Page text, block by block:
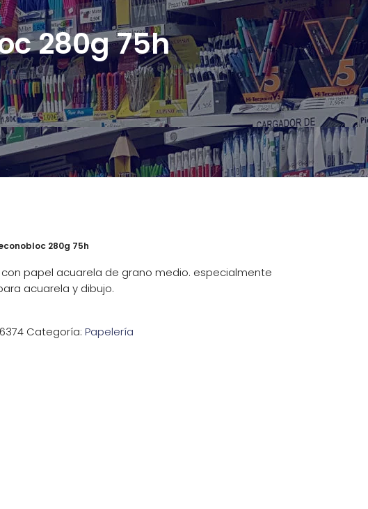
280g 75h
280g 75h
papel acuarela de grano medio. especialmente
acuarela y dibujo.
Categoría: Papelería